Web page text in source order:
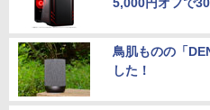
鳥肌ものの「
した！